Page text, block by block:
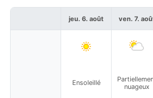
jeu. 6. août
Ensoleillé
ven. 7.
nuageux